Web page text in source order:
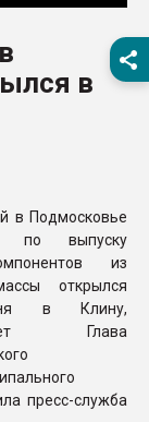
поверхности
в
в Подмосковье
по выпуску
из
открылся
в Клину,
Глава
пресс-служба